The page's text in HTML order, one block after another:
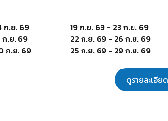
ก.ย. 69
ก.ย. 69
ก.ย. 69
19 ก.ย. 69 - 23 ก.ย. 69
22 ก.ย. 69 - 26 ก.ย. 69
25 ก.ย. 69 - 29 ก.ย. 69
ดูรายละเอียด